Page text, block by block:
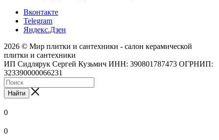
Вконтакте
Telegram
Яндекс.Дзен
2026 © Мир плитки и сантехники - салон керамической
плитки и сантехники
ИП Сидлярук Сергей Кузьмич ИНН: 390801787473 ОГРНИП:
323390000066231
Найти
0
0